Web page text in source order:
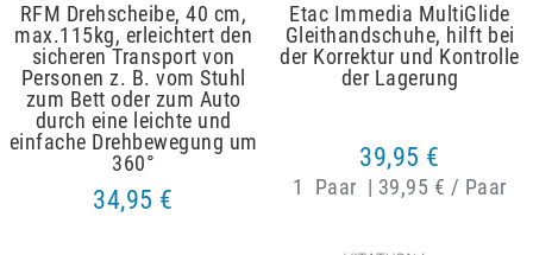
RFM Drehscheibe, 40 cm,
max.115kg, erleichtert den
sicheren Transport von
Personen z. B. vom Stuhl
zum Bett oder zum Auto
durch eine leichte und
einfache Drehbewegung um
360°
34,95 €
Etac Immedia MultiGlide
Gleithandschuhe, hilft bei
der Korrektur und Kontrolle
der Lagerung
39,95 €
1 Paar | 39,95 € / Paar